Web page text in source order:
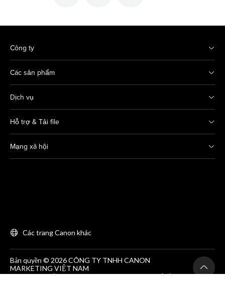
Công ty
Các sản phẩm
Dịch vụ
Hỗ trợ & Tải file
Mạng xã hội
Các trang Canon khác
Bản quyền © 2026 CÔNG TY TNHH CANON
MARKETING VIỆT NAM
GCNĐKDN số 0311869297, do SKH&DT HCM cấp lần